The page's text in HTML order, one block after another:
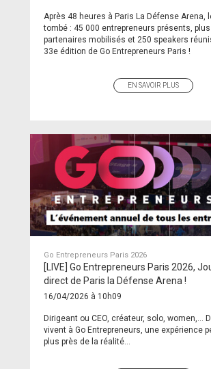
Après 48 heures à Paris La Défense Arena,
tombé : 45 000 entrepreneurs présents,
partenaires mobilisés et 250 speakers
33e édition de Go Entrepreneurs Paris !
EN SAVOIR PLUS
Go Entrepreneurs Paris 2026
[LIVE] Go Entrepreneurs Paris 2026,
direct de Paris la Défense Arena !
16/04/2026 à 10h09
Dirigeant ou CEO, créateur, solo, women,…
vivent à Go Entrepreneurs, une expérience
plus près de la réalité...